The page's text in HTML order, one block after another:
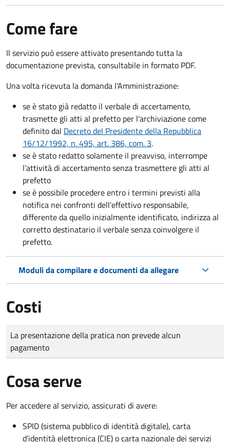
Come fare
Il servizio può essere attivato presentando tutta la
documentazione prevista, consultabile in formato PDF.
Una volta ricevuta la domanda l'Amministrazione:
se è stato già redatto il verbale di accertamento,
trasmette gli atti al prefetto per l'archiviazione come
definito dal Decreto del Presidente della Repubblica
16/12/1992, n. 495, art. 386, com. 3.
se è stato redatto solamente il preavviso, interrompe
l'attività di accertamento senza trasmettere gli atti al
prefetto
se è possibile procedere entro i termini previsti alla
notifica nei confronti dell'effettivo responsabile,
differente da quello inizialmente identificato, indirizza al
corretto destinatario il verbale senza coinvolgere il
prefetto.
Moduli da compilare e documenti da allegare
Costi
Tipo di pagamento
Importo
La presentazione della pratica non prevede alcun
pagamento
Cosa serve
Per accedere al servizio, assicurati di avere:
SPID (sistema pubblico di identità digitale), carta
d’identità elettronica (CIE) o carta nazionale dei servizi